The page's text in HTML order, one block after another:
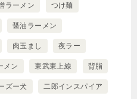
ラーメン つけ麺
醤油ラーメン
肉玉まし 夜ラー
メン 東武東上線 背脂
ズー犬 二郎インスパイア